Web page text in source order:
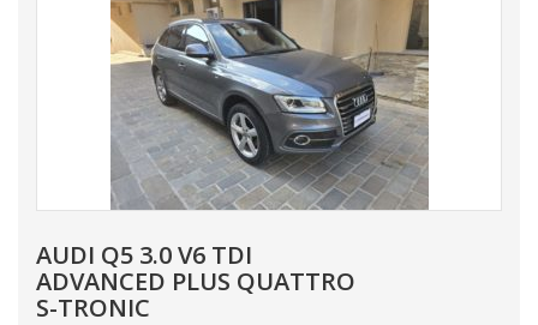
AUDI Q5 3.0 V6 TDI
ADVANCED PLUS QUATTRO
S-TRONIC